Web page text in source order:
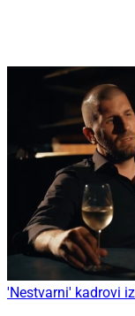
'Nestvarni' kadrovi